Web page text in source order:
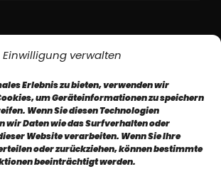
Einwilligung verwalten
Erlebnis zu bieten, verwenden wir
um Geräteinformationen zu speichern
Wenn Sie diesen Technologien
wir Daten wie das Surfverhalten oder
Website verarbeiten. Wenn Sie Ihre
oder zurückziehen, können bestimmte
beeinträchtigt werden.
AGB
Datenschutz
Newsletter